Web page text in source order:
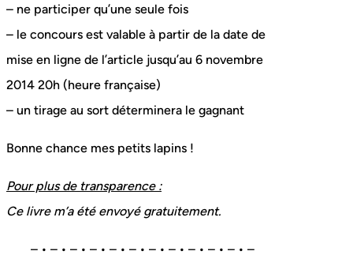
– ne participer qu’une seule fois
– le concours est valable à partir de la date de
mise en ligne de l’article jusqu’au 6 novembre
2014 20h (heure française)
– un tirage au sort déterminera le gagnant
Bonne chance mes petits lapins !
Pour plus de transparence :
Ce livre m’a été envoyé gratuitement.
– • – • – • – • – • – • – • – • – • – • – • –